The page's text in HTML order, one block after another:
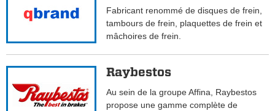
Fabricant renommé de disques de frein,
tambours de frein, plaquettes de frein et
mâchoires de frein.
Raybestos
Au sein de la groupe Affina, Raybestos
propose une gamme complète de